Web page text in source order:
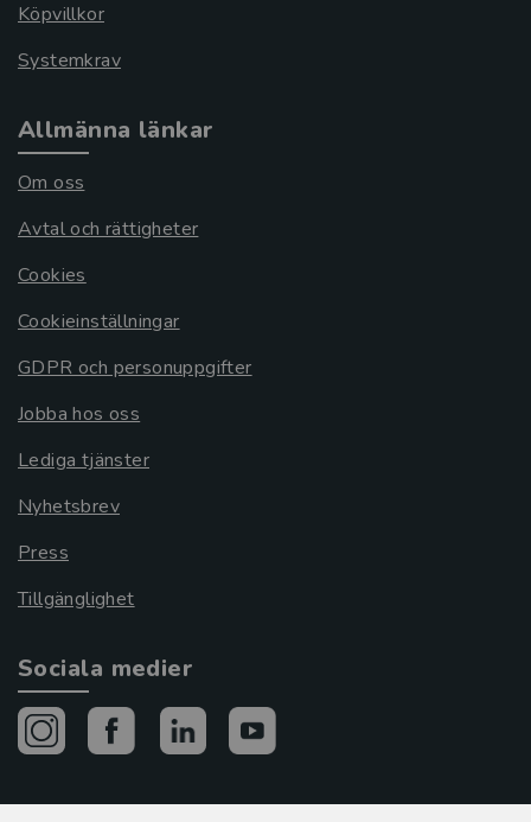
Köpvillkor
Systemkrav
Allmänna länkar
Om oss
Avtal och rättigheter
Cookies
Cookieinställningar
GDPR och personuppgifter
Jobba hos oss
Lediga tjänster
Nyhetsbrev
Press
Tillgänglighet
Sociala medier